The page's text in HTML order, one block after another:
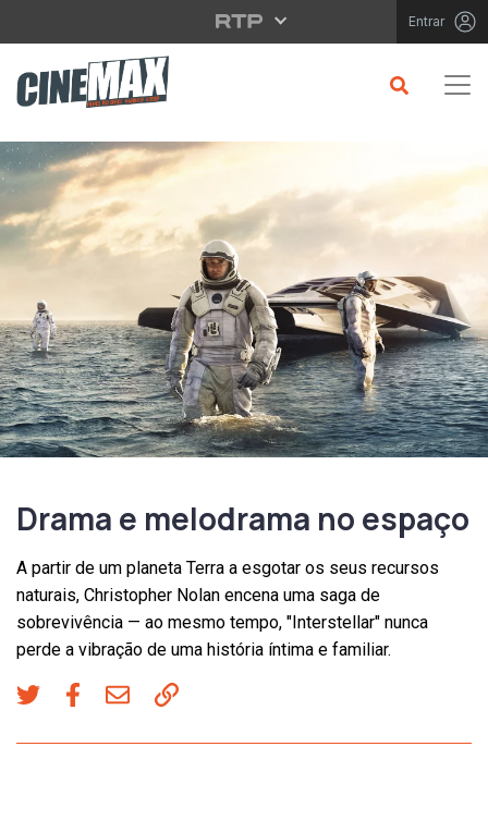
Saltar para o conteúdo principal Entrar
Drama e melodrama no espaço
A partir de um planeta Terra a esgotar os seus recursos
naturais, Christopher Nolan encena uma saga de
sobrevivência — ao mesmo tempo, "Interstellar" nunca
perde a vibração de uma história íntima e familiar.